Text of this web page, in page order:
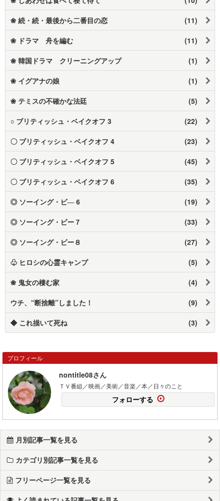
❀ 続・続・最後から二番目の恋 (11)
❀ ドラマ 舟を編む (11)
❀ 韓国ドラマ クリーニングアップ (1)
❀ イグアナの娘 (1)
❀ テミスの不確かな法廷 (5)
○ ブリティッシュ・ベイクオフ 3 (22)
〇 ブリティッシュ・ベイクオフ 4 (23)
〇 ブリティッシュ・ベイクオフ 5 (45)
〇 ブリティッシュ・ベイクオフ 6 (35)
◎ ソーイング・ビ― 6 (19)
◎ ソーイング・ビー７ (33)
◎ ソーイング・ビー８ (27)
♧ ヒロシの心霊キャンプ (5)
❀ 鬼女の棲む家 (4)
ウチ、“断捨離”しました！ (9)
◆ これ描いて死ね (3)
プロフィール
nontitle08さん
ＴＶ番組／映画／美術／音楽／本／日々のこと
フォローする
月別記事一覧を見る
カテゴリ別記事一覧を見る
フリーページ一覧を見る